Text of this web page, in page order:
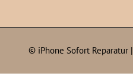
© iPhone Sofort Reparatur |